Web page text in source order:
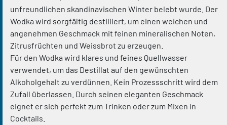
unfreundlichen skandinavischen Winter belebt wurde. Der
Wodka wird sorgfältig destilliert, um einen weichen und
angenehmen Geschmack mit feinen mineralischen Noten,
Zitrusfrüchten und Weissbrot zu erzeugen.
Für den Wodka wird klares und feines Quellwasser
verwendet, um das Destillat auf den gewünschten
Alkoholgehalt zu verdünnen. Kein Prozessschritt wird dem
Zufall überlassen. Durch seinen eleganten Geschmack
eignet er sich perfekt zum Trinken oder zum Mixen in
Cocktails.